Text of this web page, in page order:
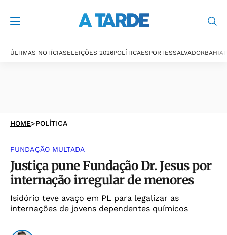
ÚLTIMAS NOTÍCIASELEIÇÕES 2026POLÍTICAESPORTESSALVADORBAHIA
HOME>POLÍTICA
FUNDAÇÃO MULTADA
Justiça pune Fundação Dr. Jesus por
internação irregular de menores
Isidório teve avaço em PL para legalizar as
internações de jovens dependentes químicos